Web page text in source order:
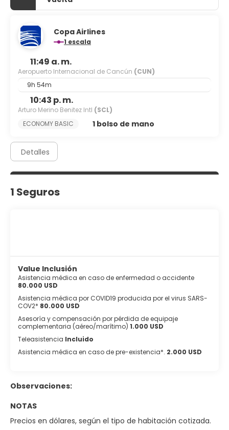
vestíbulo y tintorería a tu disposición. Se ofrece servicio
disponible 24 horas.Copa Airlines
1 escala
11:49 a. m.
Aeropuerto Internacional de Cancún (CUN)
9h 54m
10:43 p. m.
Arturo Merino Benitez Intl (SCL)
ECONOMY BASIC
1 bolso de mano
Detalles
1 Seguros
Value Inclusión
Asistencia médica en caso de enfermedad o accidente
80.000 USD
Asistencia médica por COVID19 producida por el virus SARS-
COV2* 80.000 USD
Asesoría y compensación por pérdida de equipaje
complementaria (aéreo/marítimo) 1.000 USD
Teleasistencia Incluido
Asistencia médica en caso de pre-existencia*. 2.000 USD
Observaciones:
NOTAS
Precios en dólares, según el tipo de habitación cotizada.